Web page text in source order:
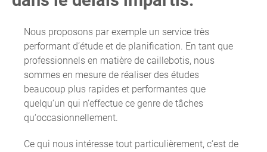
Nous proposons par exemple un service très
performant d‘étude et de planification. En tant que
professionnels en matière de caillebotis, nous
sommes en mesure de réaliser des études
beaucoup plus rapides et performantes que
quelqu‘un qui n‘effectue ce genre de tâches
qu‘occasionnellement.
Ce qui nous intéresse tout particulièrement, c‘est de